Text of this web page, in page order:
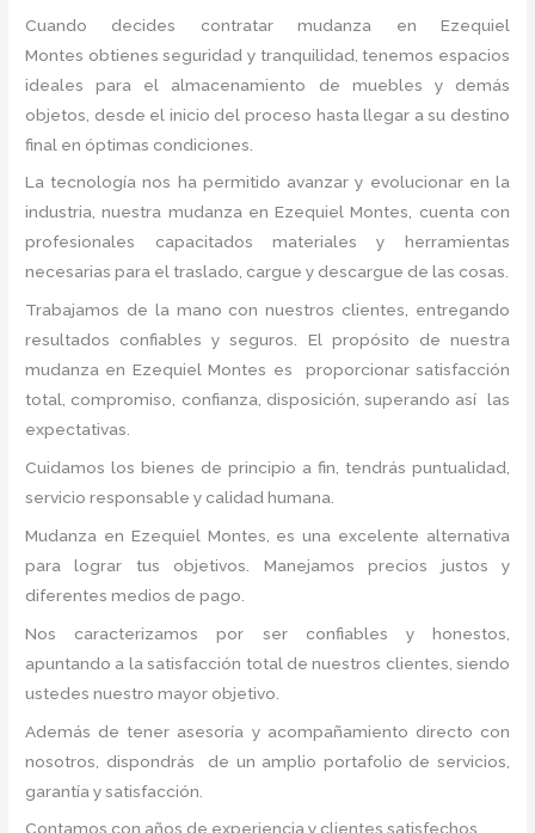
Cuando decides contratar mudanza en Ezequiel
Montes obtienes seguridad y tranquilidad, tenemos espacios
ideales para el almacenamiento de muebles y demás
objetos, desde el inicio del proceso hasta llegar a su destino
final en óptimas condiciones.
La tecnología nos ha permitido avanzar y evolucionar en la
industria, nuestra mudanza en Ezequiel Montes, cuenta con
profesionales capacitados materiales y herramientas
necesarias para el traslado, cargue y descargue de las cosas.
Trabajamos de la mano con nuestros clientes, entregando
resultados confiables y seguros. El propósito de nuestra
mudanza en Ezequiel Montes es proporcionar satisfacción
total, compromiso, confianza, disposición, superando así las
expectativas.
Cuidamos los bienes de principio a fin, tendrás puntualidad,
servicio responsable y calidad humana.
Mudanza en Ezequiel Montes, es una excelente alternativa
para lograr tus objetivos. Manejamos precios justos y
diferentes medios de pago.
Nos caracterizamos por ser confiables y honestos,
apuntando a la satisfacción total de nuestros clientes, siendo
ustedes nuestro mayor objetivo.
Además de tener asesoría y acompañamiento directo con
nosotros, dispondrás de un amplio portafolio de servicios,
garantía y satisfacción.
Contamos con años de experiencia y clientes satisfechos.